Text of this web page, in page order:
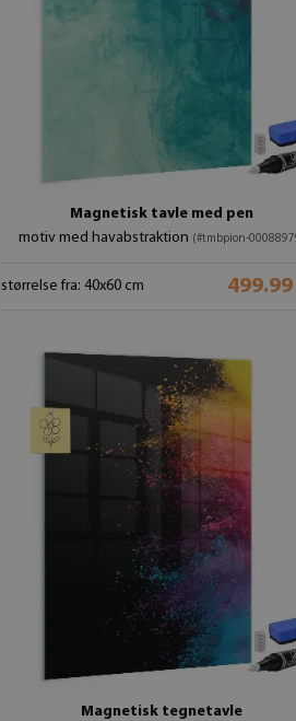
Magnetisk tavle med pen
motiv med havabstraktion (#tmbpion-
størrelse fra: 40x60 cm
Magnetisk tegnetavle